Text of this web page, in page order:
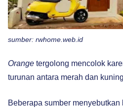
sumber: rwhome.web.id
Orange tergolong mencolok
turunan antara merah dan
Beberapa sumber menyebutkan